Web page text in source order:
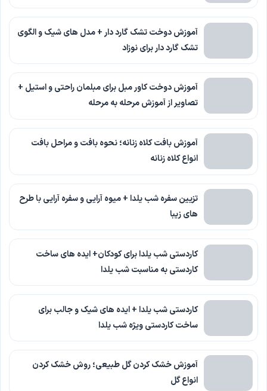
آموزش دوخت تشک گارد دار + مدل های شیک و الگوی
تشک گارد دار برای نوزاد
آموزش دوخت کاور مبل برای مبلمان راحتی و استیل +
تصاویر از آموزش مرحله به مرحله
آموزش بافت کلاه زنانه؛ نحوه بافت و مراحل بافت
انواع کلاه زنانه
تزیین سفره شب یلدا + میوه آرایی و سفره آرایی با طرح
های زیبا
کاردستی شب یلدا برای کودکان+ ایده های ساخت
کاردستی به مناسبت شب یلدا
کاردستی شب یلدا + ایده های شیک و جالب برای
ساخت کاردستی ویژه شب یلدا
آموزش خشک کردن گل طبیعی؛ روش خشک کردن
انواع گل